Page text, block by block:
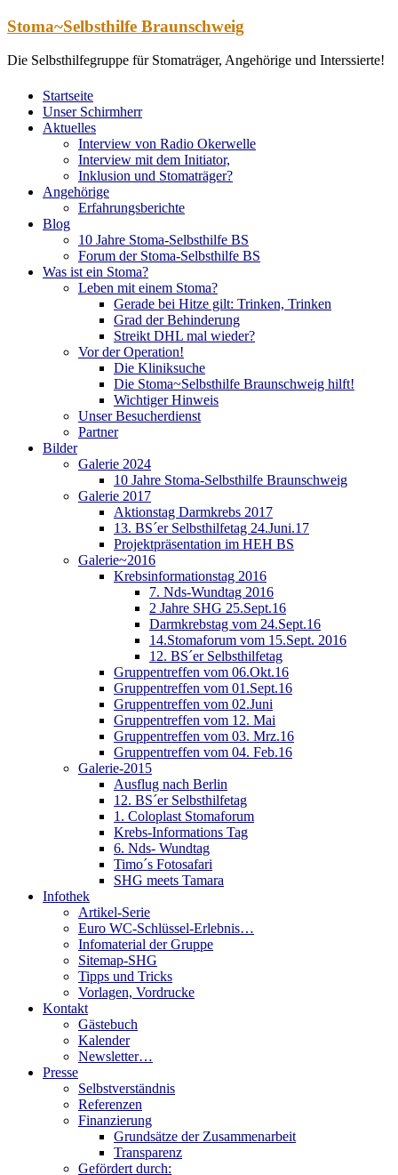
Zum
springen
Stoma~Selbsthilfe Braunschweig
Die Selbsthilfegruppe für Stomaträger, Angehörige und Interssierte!
Startseite
Unser Schirmherr
Aktuelles
Interview von Radio Okerwelle
Interview mit dem Initiator,
Inklusion und Stomaträger?
Angehörige
Erfahrungsberichte
Blog
10 Jahre Stoma-Selbsthilfe BS
Forum der Stoma-Selbsthilfe BS
Was ist ein Stoma?
Leben mit einem Stoma?
Gerade bei Hitze gilt: Trinken, Trinken
Grad der Behinderung
Streikt DHL mal wieder?
Vor der Operation!
Die Kliniksuche
Die Stoma~Selbsthilfe Braunschweig hilft!
Wichtiger Hinweis
Unser Besucherdienst
Partner
Bilder
Galerie 2024
10 Jahre Stoma-Selbsthilfe Braunschweig
Galerie 2017
Aktionstag Darmkrebs 2017
13. BS´er Selbsthilfetag 24.Juni.17
Projektpräsentation im HEH BS
Galerie~2016
Krebsinformationstag 2016
7. Nds-Wundtag 2016
2 Jahre SHG 25.Sept.16
Darmkrebstag vom 24.Sept.16
14.Stomaforum vom 15.Sept. 2016
12. BS´er Selbsthilfetag
Gruppentreffen vom 06.Okt.16
Gruppentreffen vom 01.Sept.16
Gruppentreffen vom 02.Juni
Gruppentreffen vom 12. Mai
Gruppentreffen vom 03. Mrz.16
Gruppentreffen vom 04. Feb.16
Galerie-2015
Ausflug nach Berlin
12. BS´er Selbsthilfetag
1. Coloplast Stomaforum
Krebs-Informations Tag
6. Nds- Wundtag
Timo´s Fotosafari
SHG meets Tamara
Infothek
Artikel-Serie
Euro WC-Schlüssel-Erlebnis…
Infomaterial der Gruppe
Sitemap-SHG
Tipps und Tricks
Vorlagen, Vordrucke
Kontakt
Gästebuch
Kalender
Newsletter…
Presse
Selbstverständnis
Referenzen
Finanzierung
Grundsätze der Zusammenarbeit
Transparenz
Gefördert durch: